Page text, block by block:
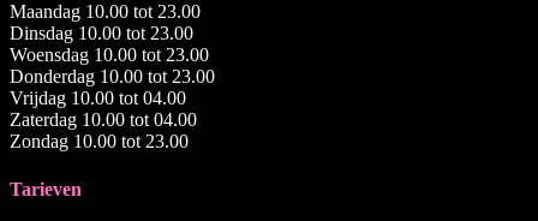
Maandag 10.00 tot 23.00
Dinsdag 10.00 tot 23.00
Woensdag 10.00 tot 23.00
Donderdag 10.00 tot 23.00
Vrijdag 10.00 tot 04.00
Zaterdag 10.00 tot 04.00
Zondag 10.00 tot 23.00
Tarieven